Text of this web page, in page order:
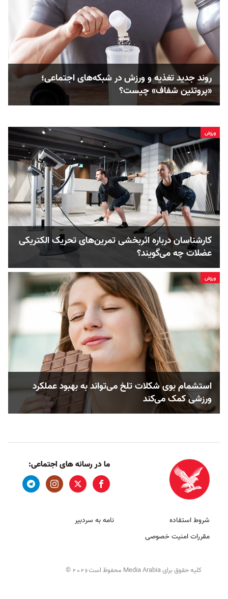
روند جدید تغذیه و ورزش در شبکه‌های اجتماعی؛
«پروتئین شفاف» چیست؟
ورزش
کارشناسان درباره اثربخشی تمرین‌های تحریک الکتریکی
عضلات چه می‌گویند؟
ورزش
استشمام بوی شکلات تلخ می‌تواند به بهبود عملکرد
ورزشی کمک می‌کند
ما در رسانه های اجتماعی:
شروط استفاده
مقررات امنیت خصوصی
نامه به سردبیر
کلیه حقوق برای Media Arabia محفوظ است 2026
©